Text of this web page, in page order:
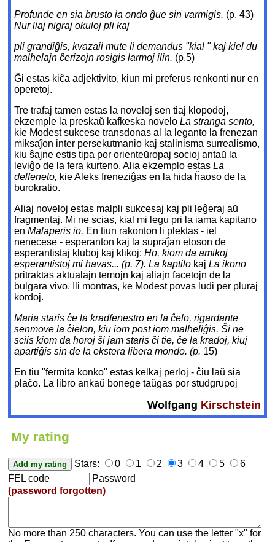
Profunde en sia brusto ia ondo ĝue sin varmigis. (p. 43)
Nur liaj nigraj okuloj pli kaj
pli grandiĝis, kvazaii mute li demandus "kial " kaj kiel du
malhelajn ĉerizojn rosigis larmoj ilin. (p.5)
Ĝi estas kiĉa adjektivito, kiun mi preferus renkonti nur en
operetoj.
Tre trafaj tamen estas la noveloj sen tiaj klopodoj,
ekzemple la preskaŭ kafkeska noveloLa stranga sento,
kie Modest sukcese transdonas al la leganto la frenezan
miksaĵon inter persekutmanio kaj stalinisma surrealismo,
kiu ŝajne estis tipa por orienteŭropaj socioj antaŭ la
leviĝo de la fera kurteno. Alia ekzemplo estasLa
delfeneto, kie Aleks freneziĝas en la hida ĥaoso de la
burokratio.
Aliaj noveloj estas malpli sukcesaj kaj pli leĝeraj aŭ
fragmentaj. Mi ne scias, kial mi legu pri la iama kapitano
enMalaperis io. En tiun rakonton li plektas - iel
nenecese - esperanton kaj la supraĵan etoson de
esperantistaj kluboj kaj klikoj:Ho, kiom da amikoj
esperantistoj mi havas... (p. 7). La kaptilo kajLa ikono
pritraktas aktualajn temojn kaj aliajn facetojn de la
bulgara vivo. Ili montras, ke Modest povas ludi per pluraj
kordoj.
Maria staris ĉe la kradfenestro en la ĉelo, rigardante
senmove la ĉielon, kiu iom post iom malheliĝis. Ŝi ne
sciis kiom da horoj ŝi jam staris ĉi tie, ĉe la kradoj, kiuj
apartiĝis sin de la ekstera libera mondo. (p. 15)
En tiu "fermita konko" estas kelkaj perloj - ĉiu laŭ sia
plaĉo. La libro ankaŭ bonege taŭgas por studgrupoj
Wolfgang Kirschstein
My rating
Stars: 0 1 2 3 4 5
6
FEL code
Password
(password forgotten)
No more than 250 characters. You can use the letter "x" for